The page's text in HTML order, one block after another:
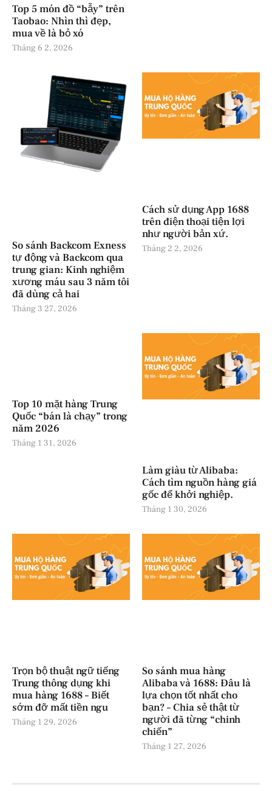
Top 5 món đồ “bẫy” trên
Taobao: Nhìn thì đẹp,
mua về là bỏ xó
Tháng 6 2, 2026
So sánh Backcom Exness
tự động và Backcom qua
trung gian: Kinh nghiệm
xương máu sau 3 năm tôi
đã dùng cả hai
Tháng 3 27, 2026
Cách sử dụng App 1688
trên điện thoại tiện lợi
như người bản xứ.
Tháng 2 2, 2026
Top 10 mặt hàng Trung
Quốc “bán là chạy” trong
năm 2026
Tháng 1 31, 2026
Làm giàu từ Alibaba:
Cách tìm nguồn hàng giá
gốc để khởi nghiệp.
Tháng 1 30, 2026
Trọn bộ thuật ngữ tiếng
Trung thông dụng khi
mua hàng 1688 – Biết
sớm đỡ mất tiền ngu
Tháng 1 29, 2026
So sánh mua hàng
Alibaba và 1688: Đâu là
lựa chọn tốt nhất cho
bạn? – Chia sẻ thật từ
người đã từng “chinh
chiến”
Tháng 1 27, 2026